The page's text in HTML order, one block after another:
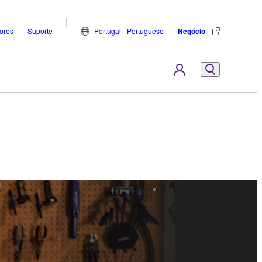
Suporte Portugal - Portuguese Negócio